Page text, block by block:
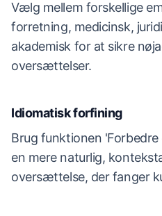
Vælg mellem forskellige
forretning, medicinsk,
akademisk for at sikre
oversættelser.
Idiomatisk forfining
Brug funktionen
en mere naturlig,
oversættelse, der fanger